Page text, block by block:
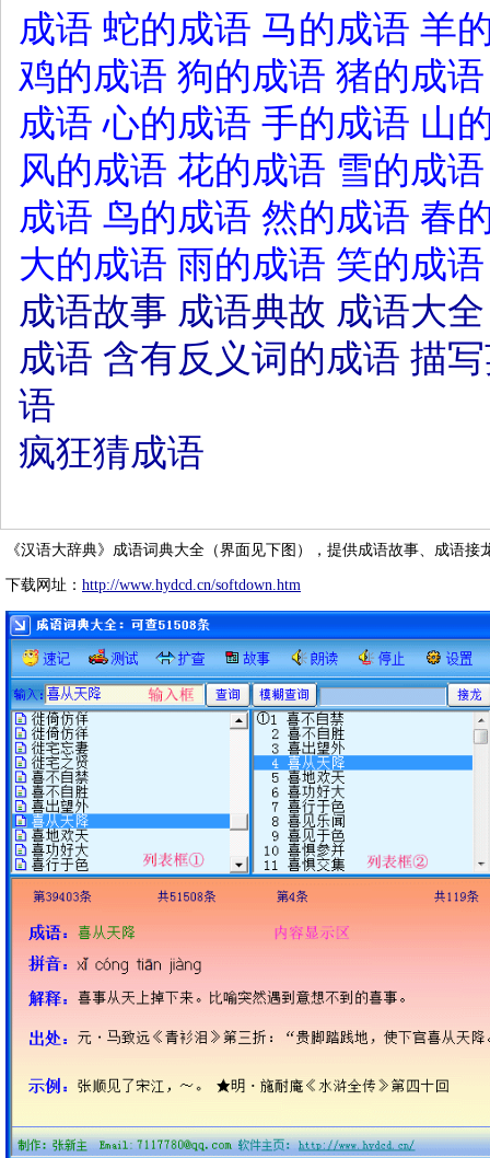
成语 蛇的成语 马的成语 羊
鸡的成语 狗的成语 猪的成语
成语 心的成语 手的成语 山
风的成语 花的成语 雪的成语
成语 鸟的成语 然的成语 春
大的成语 雨的成语 笑的成语
成语故事 成语典故 成语大全
成语 含有反义词的成语 描
语
疯狂猜成语
《汉语大辞典》成语词典大全（界面见下图），提供成语故事、成语接
下载网址： http://www.hydcd.cn/softdown.htm